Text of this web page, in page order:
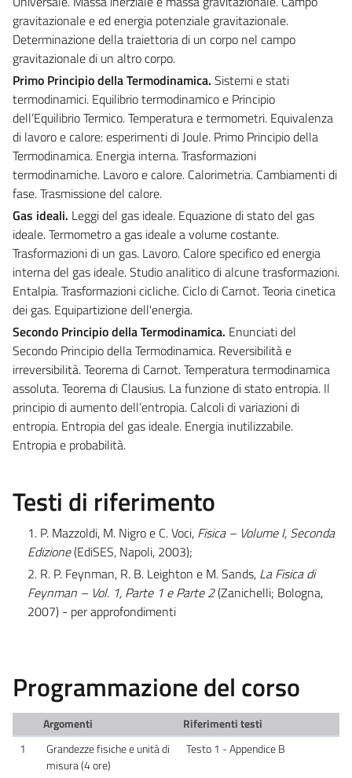
gravitazionale e ed energia potenziale gravitazionale.
Determinazione della traiettoria di un corpo nel campo
gravitazionale di un altro corpo.
Primo Principio della Termodinamica. Sistemi e stati
termodinamici. Equilibrio termodinamico e Principio
dell’Equilibrio Termico. Temperatura e termometri. Equivalenza
di lavoro e calore: esperimenti di Joule. Primo Principio della
Termodinamica. Energia interna. Trasformazioni
termodinamiche. Lavoro e calore. Calorimetria. Cambiamenti di
fase. Trasmissione del calore.
Gas ideali. Leggi del gas ideale. Equazione di stato del gas
ideale. Termometro a gas ideale a volume costante.
Trasformazioni di un gas. Lavoro. Calore specifico ed energia
interna del gas ideale. Studio analitico di alcune trasformazioni.
Entalpia. Trasformazioni cicliche. Ciclo di Carnot. Teoria cinetica
dei gas. Equipartizione dell'energia.
Secondo Principio della Termodinamica. Enunciati del
Secondo Principio della Termodinamica. Reversibilità e
irreversibilità. Teorema di Carnot. Temperatura termodinamica
assoluta. Teorema di Clausius. La funzione di stato entropia. Il
principio di aumento dell’entropia. Calcoli di variazioni di
entropia. Entropia del gas ideale. Energia inutilizzabile.
Entropia e probabilità.
Testi di riferimento
1. P. Mazzoldi, M. Nigro e C. Voci, Fisica – Volume I, Seconda
Edizione(EdiSES, Napoli, 2003);
2. R. P. Feynman, R. B. Leighton e M. Sands, La Fisica di
Feynman – Vol. 1, Parte 1 e Parte 2(Zanichelli; Bologna,
2007) - per approfondimenti
Programmazione del corso
Argomenti
Riferimenti testi
1
Grandezze fisiche e unità di
misura (4 ore)
Testo 1 - Appendice B